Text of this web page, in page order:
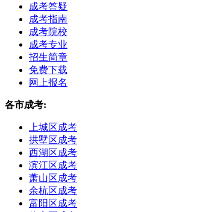
成考答疑
成考指南
成考院校
成考专业
招生简章
免费下载
网上报名
各市成考:
上城区成考
拱墅区成考
西湖区成考
滨江区成考
萧山区成考
余杭区成考
富阳区成考